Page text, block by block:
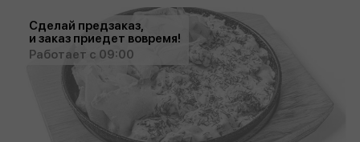
Сделай предзаказ,
и заказ приедет вовремя!
Работает с 09:00